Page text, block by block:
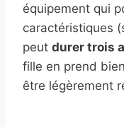
équipement qui
caractéristiques
peut durer trois
fille en prend
être légèrement